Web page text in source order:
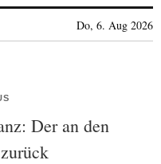
Do, 6. Aug 2026
Der an den